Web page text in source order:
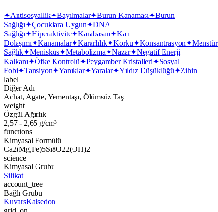
✦Antisosyallik✦Bayılmalar✦Burun Kanaması✦Burun
Sağlığı✦Çocuklara Uygun✦DNA
Sağlığı✦Hiperaktivite✦Karabasan✦Kan
Dolaşımı✦Kanamalar✦Kararlılık✦Korku✦Konsantrasyon✦
Sağlık✦Menisküs✦Metabolizma✦Nazar✦Negatif Enerji
Kalkanı✦Öfke Kontrolü✦Peygamber Kristalleri✦Sosyal
Fobi✦Tansiyon✦Yanıklar✦Yaralar✦Yıldız Düşüklüğü✦Zihin
label
Diğer Adı
Achat, Agate, Yementaşı, Ölümsüz Taş
weight
Özgül Ağırlık
2,57 - 2,65 g/cm³
functions
Kimyasal Formülü
Ca2(Mg,Fe)5Si8O22(OH)2
science
Kimyasal Grubu
Silikat
account_tree
Bağlı Grubu
KuvarsKalsedon
grid_on